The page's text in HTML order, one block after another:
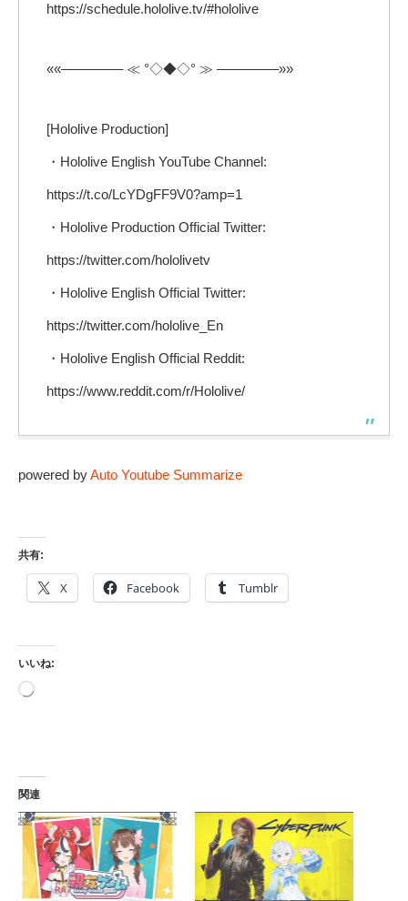
https://schedule.hololive.tv/#hololive
««————– ≪ °◇◆◇° ≫ ————–»»
[Hololive Production]
・Hololive English YouTube Channel:
https://t.co/LcYDgFF9V0?amp=1
・Hololive Production Official Twitter:
https://twitter.com/hololivetv
・Hololive English Official Twitter:
https://twitter.com/hololive_En
・Hololive English Official Reddit:
https://www.reddit.com/r/Hololive/
powered byAuto Youtube Summarize
共有:
X Facebook Tumblr
いいね:
読
み
関連